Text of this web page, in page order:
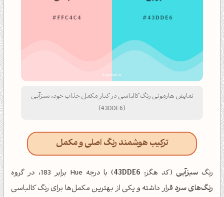
نمایش هارمونی رنگ کالباسی در کنار مکمل جذاب خود، سبزآبی
(43DDE6)
ترکیب هوشمند رنگ اصلی و مکمل
رنگ سبزآبی(کد هگز: 43DDE6) با درجه Hue برابر 183، در گروه
رنگ‌های سرد قرار داشته و یکی از بهترین مکمل‌ها برای رنگ کالباسی